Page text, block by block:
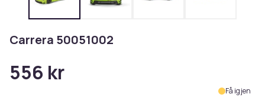
Carrera 50051002
556 kr
Få igjen